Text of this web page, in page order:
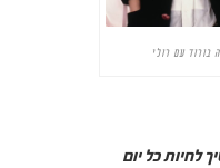
בורוד עם רולי
לחיות כל יום